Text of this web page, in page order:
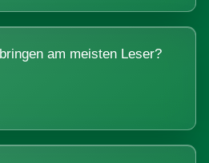
am meisten Leser?